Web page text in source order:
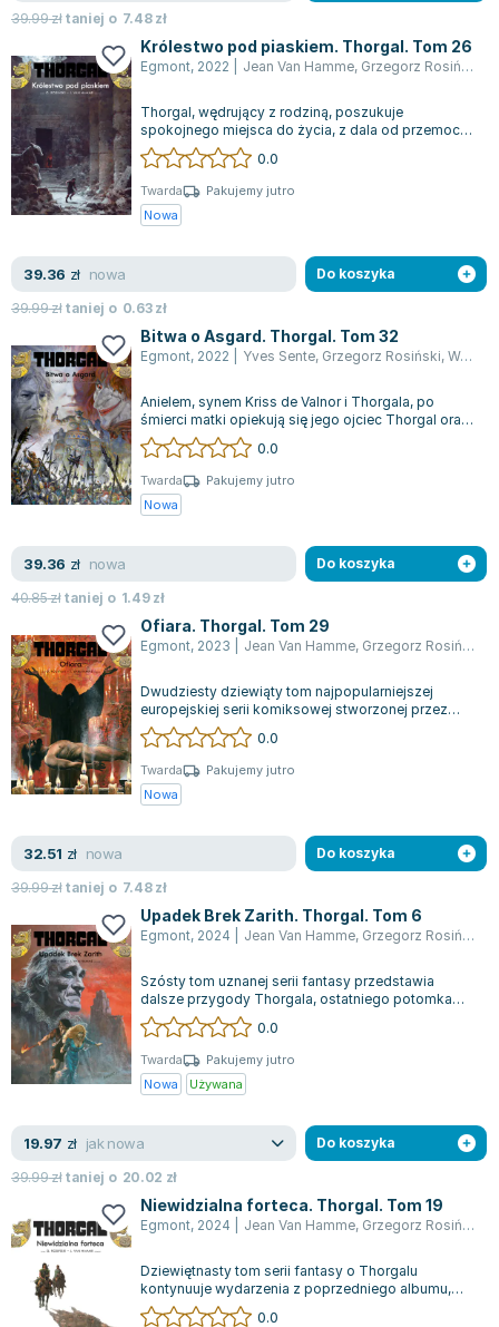
39.99złtaniej o 7.48zł
Królestwo pod piaskiem. Thorgal. Tom 26
Egmont, 2022 Jean Van Hamme, Grzegorz Rosiński
Thorgal, wędrujący z rodziną, poszukuje
spokojnego miejsca do życia, z dala od przemocy i
tyranii. Podróżując łodzią, docierają do...
0.0
Twarda
Pakujemy jutro
Nowa
39.36 zł nowa
39.99złtaniej o 0.63zł
Do koszyka
Bitwa o Asgard. Thorgal. Tom 32
Egmont, 2022 Yves Sente, Grzegorz Rosiński, Wojciech Birek
Anielem, synem Kriss de Valnor i Thorgala, po
śmierci matki opiekują się jego ojciec Thorgal oraz
Aaricia. Jednak spokój rodziny z...
0.0
Twarda
Pakujemy jutro
Nowa
39.36 zł nowa
40.85złtaniej o 1.49zł
Do koszyka
Ofiara. Thorgal. Tom 29
Egmont, 2023 Jean Van Hamme, Grzegorz Rosiński
Dwudziesty dziewiąty tom najpopularniejszej
europejskiej serii komiksowej stworzonej przez
Grzegorza Rosińskiego i Jeana Van Hamme...
0.0
Twarda
Pakujemy jutro
Nowa
32.51 zł nowa
39.99złtaniej o 7.48zł
Do koszyka
Upadek Brek Zarith. Thorgal. Tom 6
Egmont, 2024 Jean Van Hamme, Grzegorz Rosiński
Szósty tom uznanej serii fantasy przedstawia
dalsze przygody Thorgala, ostatniego potomka
Ludu z Gwiazd. „Upadek Brek Zarith" to z...
0.0
Twarda
Pakujemy jutro
Nowa
Używana
19.97 zł jak nowa
39.99złtaniej o 20.02 zł
Do koszyka
Niewidzialna forteca. Thorgal. Tom 19
Egmont, 2024 Jean Van Hamme, Grzegorz Rosiński
Dziewiętnasty tom serii fantasy o Thorgalu
kontynuuje wydarzenia z poprzedniego albumu,
„Słoneczny miecz”. Thorgal, uciekając na w...
0.0